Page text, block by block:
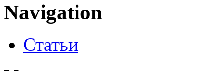
Navigation
Статьи